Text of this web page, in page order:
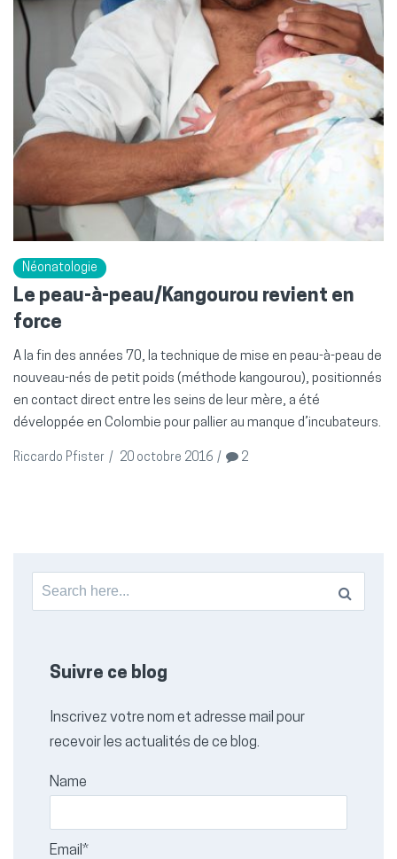
Néonatologie
Le peau-à-peau/Kangourou revient en
force
A la fin des années 70, la technique de mise en peau-à-peau de
nouveau-nés de petit poids (méthode kangourou), positionnés
en contact direct entre les seins de leur mère, a été
développée en Colombie pour pallier au manque d’incubateurs.
Riccardo Pfister / 20 octobre 2016 / 2
Search
for:
Suivre ce blog
Inscrivez votre nom et adresse mail pour
recevoir les actualités de ce blog.
Name
Email*